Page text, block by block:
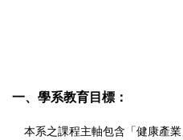
一、學系教育目標：
本系之課程主軸包含「健康產